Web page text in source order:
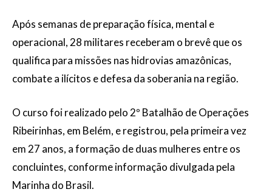
Após semanas de preparação física, mental e
operacional, 28 militares receberam o brevê que os
qualifica para missões nas hidrovias amazônicas,
combate a ilícitos e defesa da soberania na região.
O curso foi realizado pelo 2º Batalhão de Operações
Ribeirinhas, em Belém, e registrou, pela primeira vez
em 27 anos, a formação de duas mulheres entre os
concluintes, conforme informação divulgada pela
Marinha do Brasil.